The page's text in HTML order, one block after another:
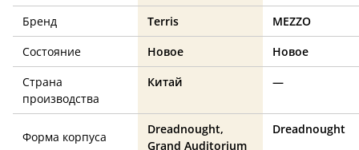
Бренд
Terris
MEZZO
Состояние
Новое
Новое
Страна
производства
Китай —
Форма корпуса
Dreadnought,
Grand Auditorium
Dreadnought